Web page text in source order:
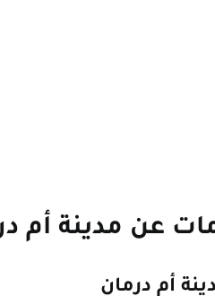
عن مدينة أم
أم درمان